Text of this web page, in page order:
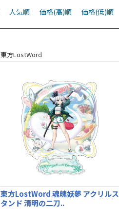
人気順 価格(高)順 価格(低)順
東方LostWord
東方LostWord 魂魄妖夢 アクリルス
タンド 清明の二刀..